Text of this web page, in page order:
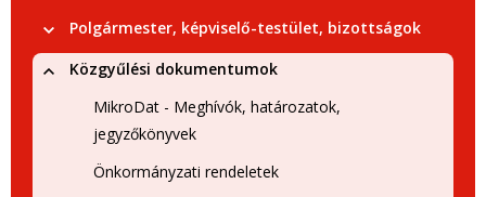
Polgármester, képviselő-testület, bizottságok
Közgyűlési dokumentumok
MikroDat - Meghívók, határozatok,
jegyzőkönyvek
Önkormányzati rendeletek